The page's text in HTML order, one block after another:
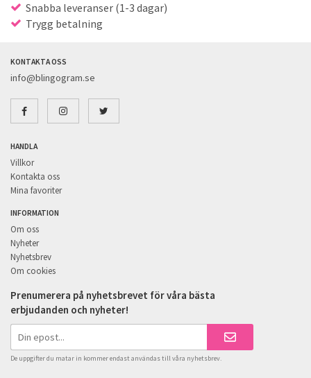
Snabba leveranser (1-3 dagar)
Trygg betalning
KONTAKTA OSS
info@blingogram.se
HANDLA
Villkor
Kontakta oss
Mina favoriter
INFORMATION
Om oss
Nyheter
Nyhetsbrev
Om cookies
Prenumerera på nyhetsbrevet för våra bästa
erbjudanden och nyheter!
De uppgifter du matar in kommer endast användas till våra nyhetsbrev.